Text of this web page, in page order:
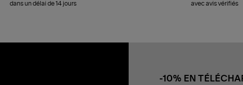
dans un délai de 14 jours
avec avis vérifiés
-10% EN